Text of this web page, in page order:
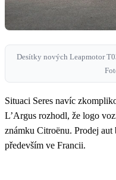
Desítky nových Leapmotor
Situaci Seres navíc
L’Argus rozhodl, že logo
známku Citroënu. Prodej
především ve Francii.